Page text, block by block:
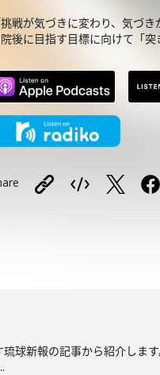
挑戦が気づきに変わり、気づ
後に目指す目標に向けて「突
球新報の記事から紹介しま